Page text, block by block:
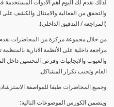
لذلك نقدم لك اليوم أهم الأدوات
والتحقق من الفعالية والامتثال والكشف
(المراجعة / التدقيق الداخلي).
من خلال مجموعة مركزة من المحاضرات نقدم
مراجعة داخلية على الأنظمة الادارية
والعيوب والايجابيات وفرص التحسين داخل
العام وتجنب تكرار المشاكل.
وجميع المحاضرات طبقا للمواصفة الاسترشادية الأيزو
ويتضمن الكورس الموضوعات التالية: